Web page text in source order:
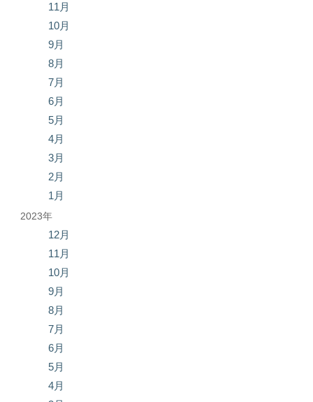
11月
10月
9月
8月
7月
6月
5月
4月
3月
2月
1月
2023年
12月
11月
10月
9月
8月
7月
6月
5月
4月